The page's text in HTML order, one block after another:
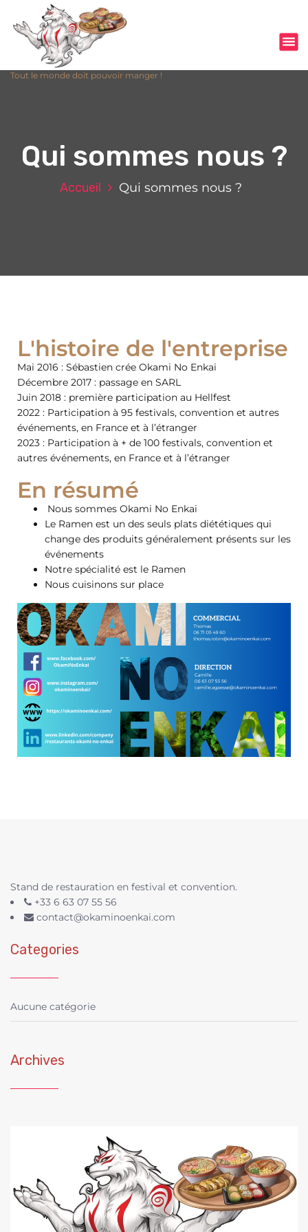
Tout le monde doit pouvoir manger !
Qui sommes nous ?
Accueil Qui sommes nous ?
L'histoire de l'entreprise
Mai 2016 : Sébastien crée Okami No Enkai
Décembre 2017 : passage en SARL
Juin 2018 : première participation au Hellfest
2022 : Participation à 95 festivals, convention et autres
événements, en France et à l’étranger
2023 : Participation à + de 100 festivals, convention et
autres événements, en France et à l’étranger
En résumé
Nous sommes Okami No Enkai
Le Ramen est un des seuls plats diététiques qui
change des produits généralement présents sur les
événements
Notre spécialité est le Ramen
Nous cuisinons sur place
Stand de restauration en festival et convention.
+33 6 63 07 55 56
contact@okaminoenkai.com
Categories
Aucune catégorie
Archives